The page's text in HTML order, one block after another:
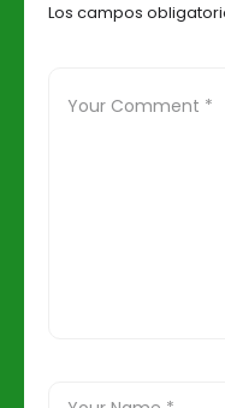
Los campos